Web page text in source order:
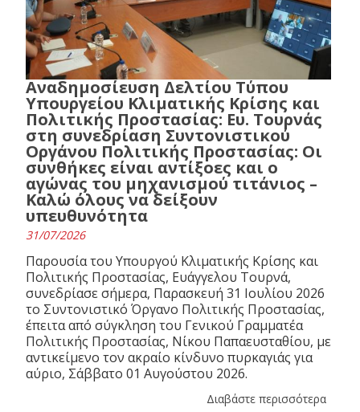
Αναδημοσίευση Δελτίου Τύπου
Υπουργείου Κλιματικής Κρίσης και
Πολιτικής Προστασίας: Ευ. Τουρνάς
στη συνεδρίαση Συντονιστικού
Οργάνου Πολιτικής Προστασίας: Οι
συνθήκες είναι αντίξοες και ο
αγώνας του μηχανισμού τιτάνιος –
Καλώ όλους να δείξουν
υπευθυνότητα
31/07/2026
Παρουσία του Υπουργού Κλιματικής Κρίσης και
Πολιτικής Προστασίας, Ευάγγελου Τουρνά,
συνεδρίασε σήμερα, Παρασκευή 31 Ιουλίου 2026
το Συντονιστικό Όργανο Πολιτικής Προστασίας,
έπειτα από σύγκληση του Γενικού Γραμματέα
Πολιτικής Προστασίας, Νίκου Παπαευσταθίου, με
αντικείμενο τον ακραίο κίνδυνο πυρκαγιάς για
αύριο, Σάββατο 01 Αυγούστου 2026.
Διαβάστε περισσότερα